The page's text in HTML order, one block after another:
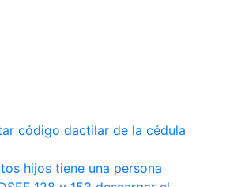
código dactilar de la cédula
hijos tiene una persona